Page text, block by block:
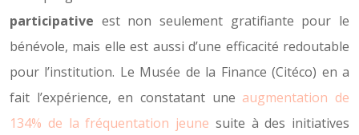
participative est non seulement gratifiante pour le
bénévole, mais elle est aussi d’une efficacité redoutable
pour l’institution. Le Musée de la Finance (Citéco) en a
fait l’expérience, en constatant une augmentation de
134% de la fréquentation jeune suite à des initiatives